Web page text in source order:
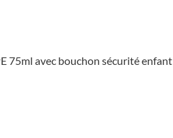
75ml avec bouchon sécurité enfant